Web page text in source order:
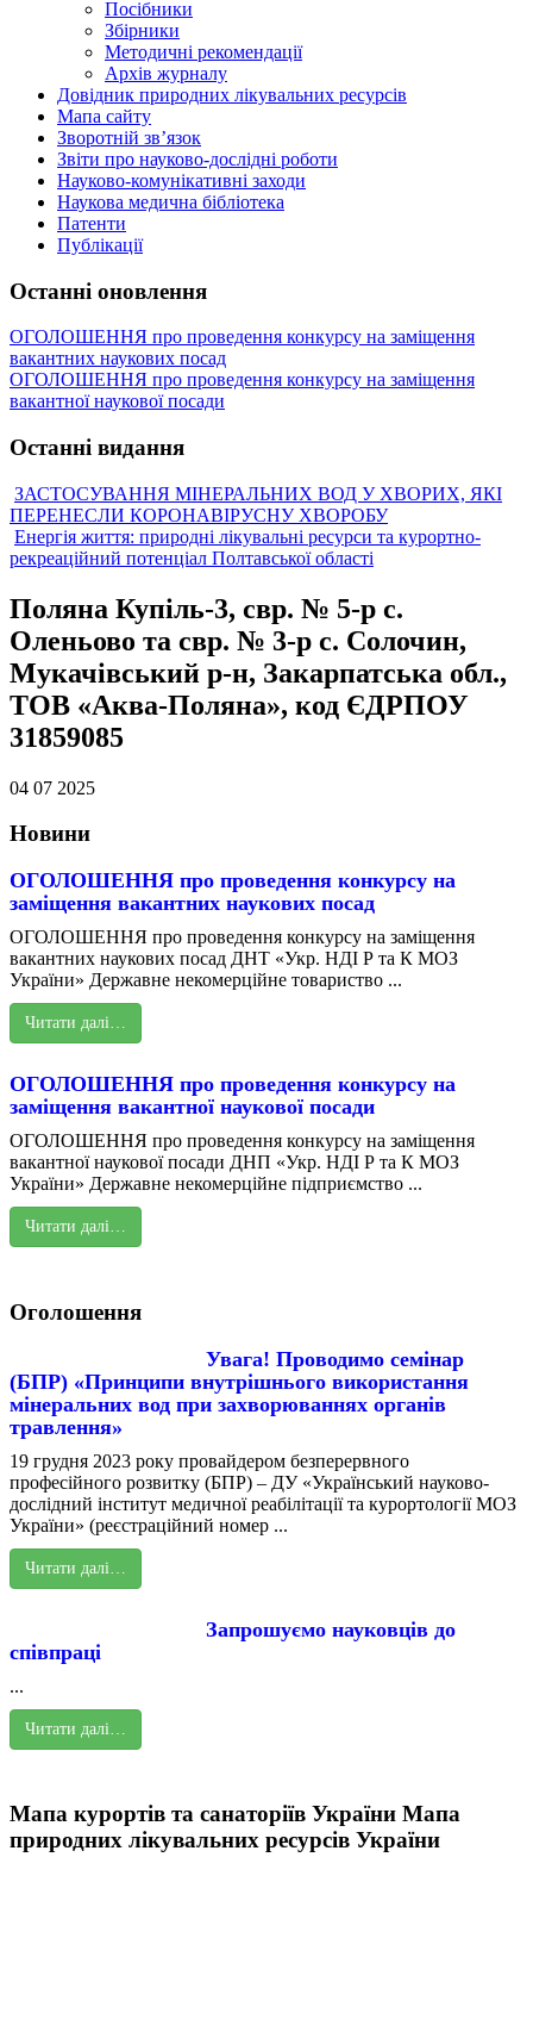
Посібники
Збірники
Методичні рекомендації
Архів журналу
Довідник природних лікувальних ресурсів
Мапа сайту
Зворотній зв’язок
Звіти про науково-дослідні роботи
Науково-комунікативні заходи
Наукова медична бібліотека
Патенти
Публікації
Останні оновлення
ОГОЛОШЕННЯ про проведення конкурсу на заміщення
вакантних наукових посад
ОГОЛОШЕННЯ про проведення конкурсу на заміщення
вакантної наукової посади
Останні видання
ЗАСТОСУВАННЯ МІНЕРАЛЬНИХ ВОД У ХВОРИХ, ЯКІ
ПЕРЕНЕСЛИ КОРОНАВІРУСНУ ХВОРОБУ
Енергія життя: природні лікувальні ресурси та курортно-
рекреаційний потенціал Полтавської області
Поляна Купіль-3, свр. № 5-р с.
Оленьово та свр. № 3-р с. Солочин,
Мукачівський р-н, Закарпатська обл.,
ТОВ «Аква-Поляна», код ЄДРПОУ
31859085
04 07 2025
Новини
ОГОЛОШЕННЯ про проведення конкурсу на
заміщення вакантних наукових посад
ОГОЛОШЕННЯ про проведення конкурсу на заміщення
вакантних наукових посад ДНТ «Укр. НДІ Р та К МОЗ
України» Державне некомерційне товариство ...
Читати далі…
ОГОЛОШЕННЯ про проведення конкурсу на
заміщення вакантної наукової посади
ОГОЛОШЕННЯ про проведення конкурсу на заміщення
вакантної наукової посади ДНП «Укр. НДІ Р та К МОЗ
України» Державне некомерційне підприємство ...
Читати далі…
Оголошення
Увага! Проводимо семінар
(БПР) «Принципи внутрішнього використання
мінеральних вод при захворюваннях органів
травлення»
19 грудня 2023 року провайдером безперервного
професійного розвитку (БПР) – ДУ «Український науково-
дослідний інститут медичної реабілітації та курортології МОЗ
України» (реєстраційний номер ...
Читати далі…
Запрошуємо науковців до
співпраці
...
Читати далі…
Мапа курортів та санаторіїв України Мапа
природних лікувальних ресурсів України